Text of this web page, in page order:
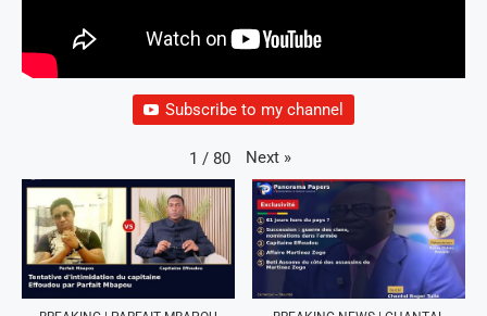
Subscribe to my channel
1 / 80 Next »